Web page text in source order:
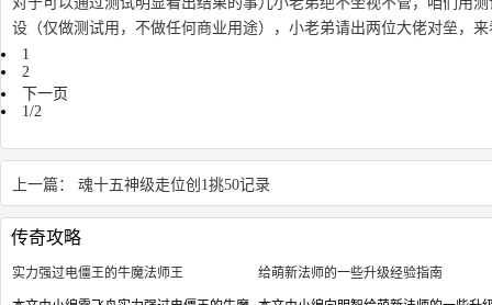
设（仅做测试用，不做任何商业用途），小老弟请出两位大佬对垒，
1
2
下一页
1/2
上一篇： 魂十五神级走位创1挑50记录
传奇攻略
实力强过电僵王的牛魔法师王 给萌新法师的一些升级经验指南